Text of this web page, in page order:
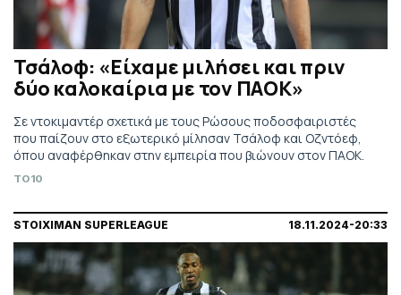
Τσάλοφ: «Είχαμε μιλήσει και πριν
δύο καλοκαίρια με τον ΠΑΟΚ»
Σε ντοκιμαντέρ σχετικά με τους Ρώσους ποδοσφαιριστές
που παίζουν στο εξωτερικό μίλησαν Τσάλοφ και Οζντόεφ,
όπου αναφέρθηκαν στην εμπειρία που βιώνουν στον ΠΑΟΚ.
TO10
STOIXIMAN SUPERLEAGUE 18.11.2024-20:33